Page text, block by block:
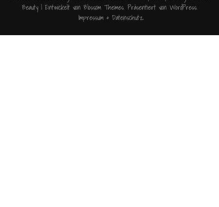
Beauty | Entwickelt von Blossom Themes. Präsentiert von WordPress.
Impressum & Datenschutz